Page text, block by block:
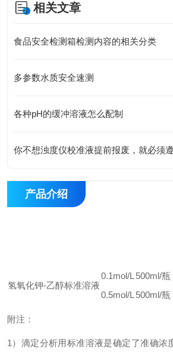
相关文章
食品安全检测箱检测内容的相关分类
多参数水质安全速测
各种pH的缓冲溶液怎么配制
产品介绍
氢氧化钾-乙醇标准溶液
0.1mol/L 500ml/瓶
0.5mol/L 500ml/瓶
附注：
1 ）滴定分析用标准溶液是确定了准确浓